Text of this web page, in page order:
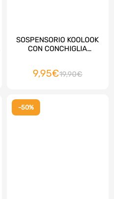
SOSPENSORIO KOOLOOK
CON CONCHIGLIA
NERO
9,95€19,90€
-50%